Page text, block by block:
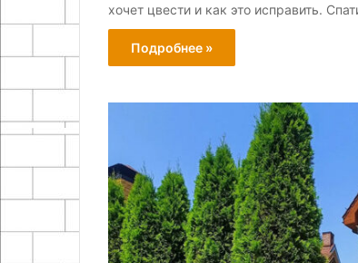
хочет цвести и как это исправить.
Подробнее »